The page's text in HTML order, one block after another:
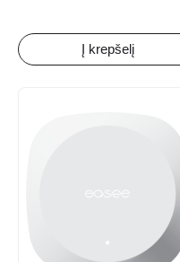
Į krepšelį